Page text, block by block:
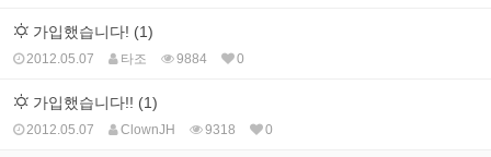
가입했습니다! (1)
2012.05.07 타조 9884 0
가입했습니다!! (1)
2012.05.07 ClownJH 9318 0